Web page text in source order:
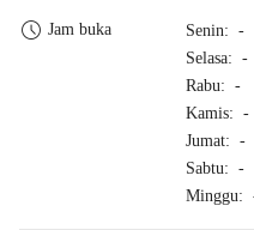
Jam buka
Senin: -
Selasa: -
Rabu: -
Kamis: -
Jumat: -
Sabtu: -
Minggu: